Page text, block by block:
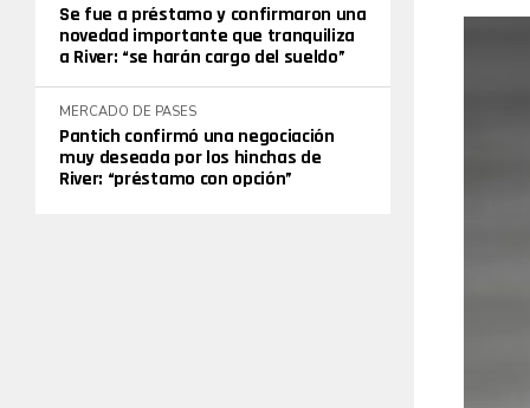
Se fue a préstamo y confirmaron una
novedad importante que tranquiliza
a River: “se harán cargo del sueldo”
MERCADO DE PASES
Pantich confirmó una negociación
muy deseada por los hinchas de
River: “préstamo con opción”